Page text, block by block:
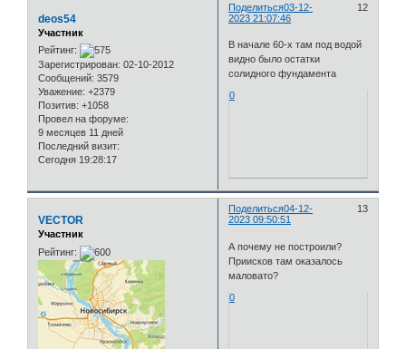
Поделиться 12
03-12-
2023 21:07:46
deos54
Участник
Рейтинг:
Зарегистрирован: 02-10-2012
Сообщений: 3579
Уважение: +2379
Позитив: +1058
Провел на форуме:
9 месяцев 11 дней
Последний визит:
Сегодня 19:28:17
В начале 60-х там под водой
видно было остатки
солидного фундамента
0
Поделиться 13
04-12-
2023 09:50:51
VECTOR
Участник
Рейтинг:
А почему не построили?
Приисков там оказалось
маловато?
0